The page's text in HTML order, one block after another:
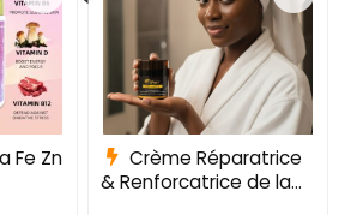
Fe Zn
Crème Réparatrice
& Renforcatrice de la